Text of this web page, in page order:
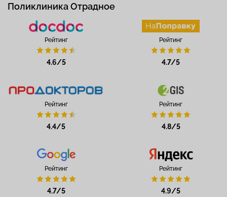
Поликлиника Отрадное
Рейтинг
4.6/5
Рейтинг
4.7/5
Рейтинг
4.4/5
Рейтинг
4.8/5
Рейтинг
4.7/5
Рейтинг
4.9/5